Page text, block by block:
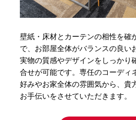
壁紙・床材とカーテンの相性を確
で、お部屋全体がバランスの良い
実物の質感やデザインをしっかり
合せが可能です。専任のコーディ
好みやお家全体の雰囲気から、貴
お手伝いをさせていただきます。